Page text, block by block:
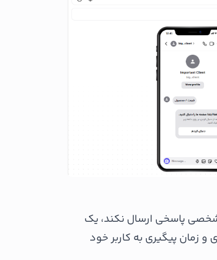
پاسخی ارسال نکند، یک
زمان پیگیری به کاربر خود